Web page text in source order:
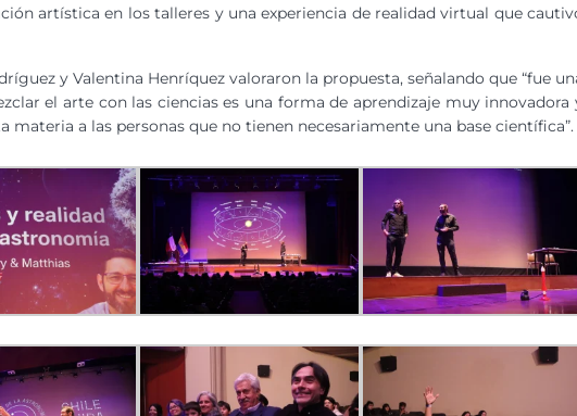
artística en los talleres y una experiencia de realidad virtual que
y Valentina Henríquez valoraron la propuesta, señalando que “fue
el arte con las ciencias es una forma de aprendizaje muy innovadora
a las personas que no tienen necesariamente una base científica”.